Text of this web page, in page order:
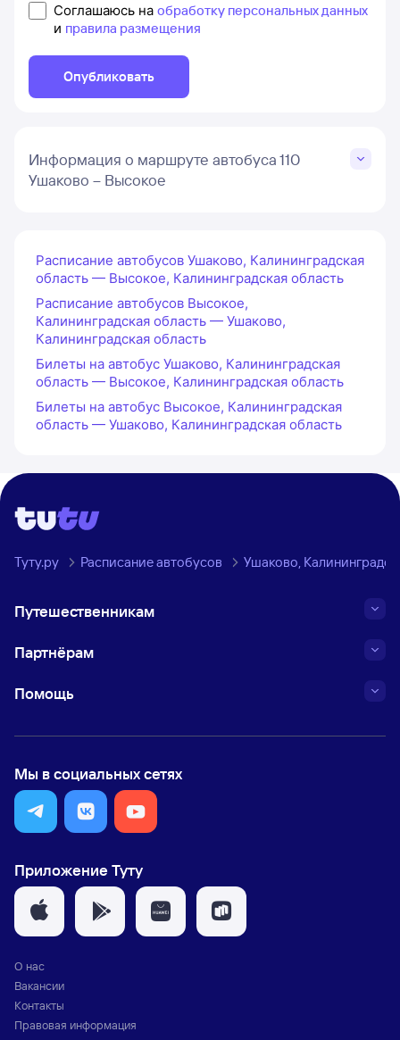
Соглашаюсь на обработку персональных данных
и правила размещения
Опубликовать
Информация о маршруте автобуса 110
Ушаково – Высокое
Расписание автобусов Ушаково, Калининградская
область — Высокое, Калининградская область
Расписание автобусов Высокое,
Калининградская область — Ушаково,
Калининградская область
Билеты на автобус Ушаково, Калининградская
область — Высокое, Калининградская область
Билеты на автобус Высокое, Калининградская
область — Ушаково, Калининградская область
Туту.ру Расписание автобусов Ушаково,
Путешественникам
Партнёрам
Помощь
Мы в социальных сетях
Приложение Туту
О нас
Вакансии
Контакты
Правовая информация